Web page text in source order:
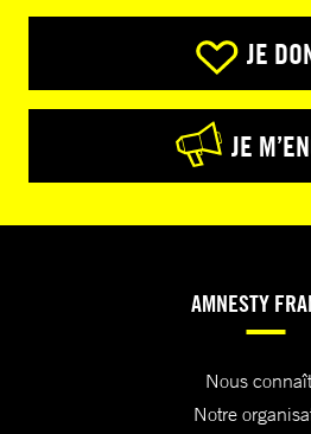
JE
JE
AMNESTY
Nous
Notre